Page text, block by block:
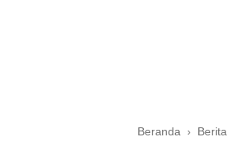
Beranda › Berita